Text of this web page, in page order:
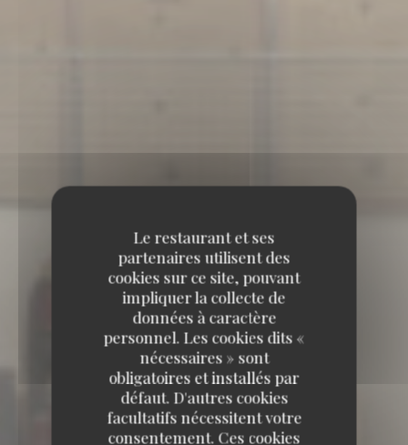
Le restaurant et ses
partenaires utilisent des
cookies sur ce site, pouvant
impliquer la collecte de
données à caractère
personnel. Les cookies dits «
nécessaires » sont
obligatoires et installés par
défaut. D'autres cookies
facultatifs nécessitent votre
consentement. Ces cookies